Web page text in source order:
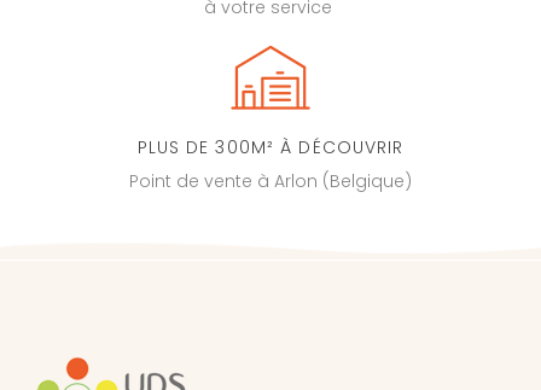
à votre service
PLUS DE 300M² À DÉCOUVRIR
Point de vente à Arlon (Belgique)